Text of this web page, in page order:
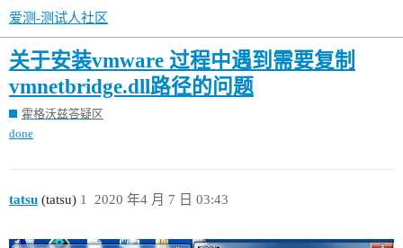
爱测-测试人社区
关于安装vmware 过程中遇到需要复制
vmnetbridge.dll路径的问题
霍格沃兹答疑区
done
tatsu (tatsu) 2020 年4 月 7 日 03:43
1